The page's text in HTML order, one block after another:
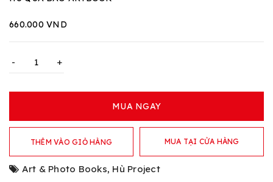
660.000 VND
- +
MUA NGAY
THÊM VÀO GIỎ HÀNG MUA TẠI CỬA HÀNG
Art & Photo Books, Hù Project